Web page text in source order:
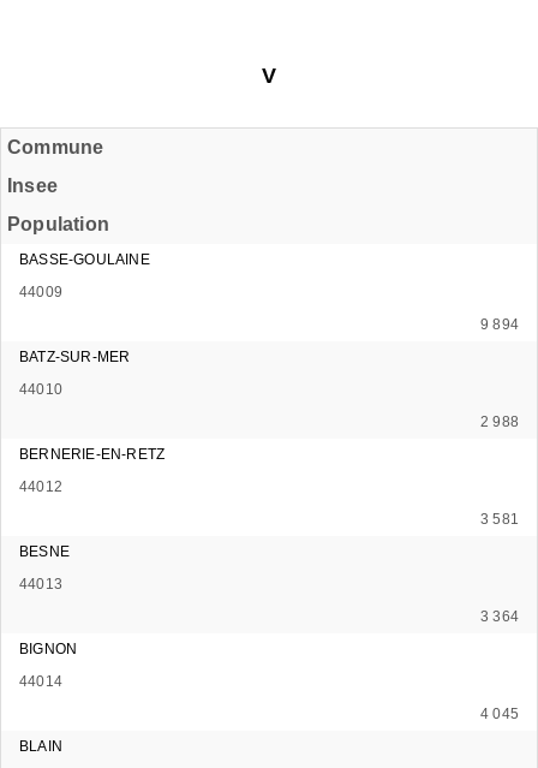
V
Commune
Insee
Population
BASSE-GOULAINE
44009
9 894
BATZ-SUR-MER
44010
2 988
BERNERIE-EN-RETZ
44012
3 581
BESNE
44013
3 364
BIGNON
44014
4 045
BLAIN